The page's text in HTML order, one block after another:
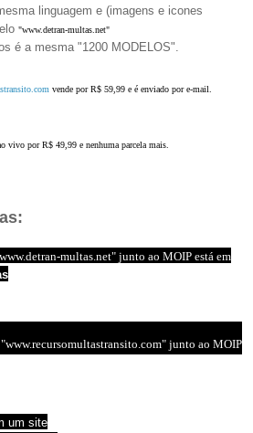
linguagem e (imagens e icones
"www.detran-multas.net"
é a mesma "1200 MODELOS".
vende por R$ 59,99 e é enviado por e-mail.
vivo por R$ 49,99 e nenhuma parcela mais.
multas.net" junto ao MOIP está em
"www.recursomultastransito.com" junto ao MOIP
um site